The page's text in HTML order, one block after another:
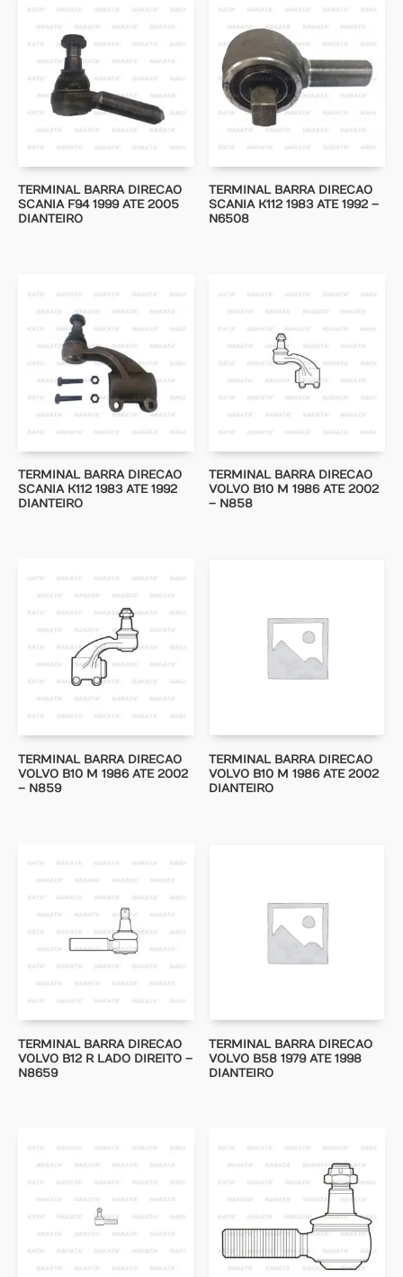
TERMINAL BARRA DIRECAO
SCANIA F94 1999 ATE 2005
DIANTEIRO
TERMINAL BARRA DIRECAO
SCANIA K112 1983 ATE 1992 –
N6508
TERMINAL BARRA DIRECAO
SCANIA K112 1983 ATE 1992
DIANTEIRO
TERMINAL BARRA DIRECAO
VOLVO B10 M 1986 ATE 2002
– N858
TERMINAL BARRA DIRECAO
VOLVO B10 M 1986 ATE 2002
– N859
TERMINAL BARRA DIRECAO
VOLVO B10 M 1986 ATE 2002
DIANTEIRO
TERMINAL BARRA DIRECAO
VOLVO B12 R LADO DIREITO –
N8659
TERMINAL BARRA DIRECAO
VOLVO B58 1979 ATE 1998
DIANTEIRO